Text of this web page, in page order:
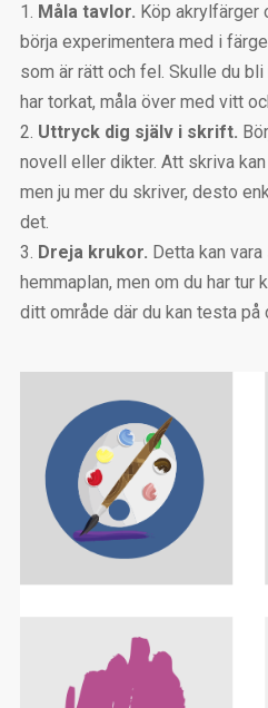
Måla tavlor. Köp akrylfärger
börja experimentera med i
som är rätt och fel. Skulle du
har torkat, måla över med vitt
Uttryck dig själv i skrift.
novell eller dikter. Att skriva
men ju mer du skriver, desto
det.
Dreja krukor. Detta kan
hemmaplan, men om du har tur
ditt område där du kan testa på